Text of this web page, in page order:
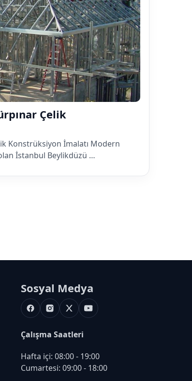
Çelik
Konstrüksiyon İmalatı Modern
İstanbul Beylikdüzü …
Sosyal Medya
FacebookInstagram
X
Youtube
Çalışma Saatleri
Hafta içi: 08:00 - 19:00
Cumartesi: 09:00 - 18:00